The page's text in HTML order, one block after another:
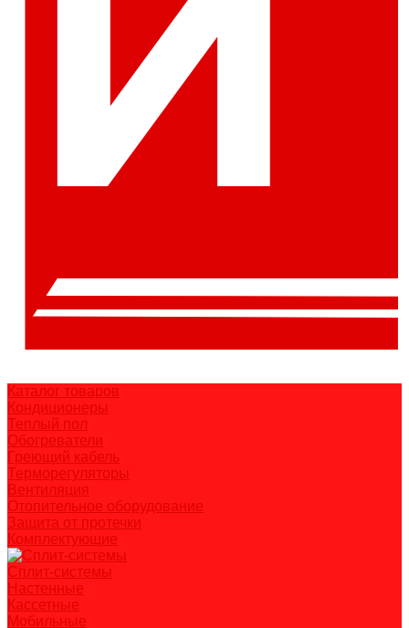
Каталог товаров
Кондиционеры
Теплый пол
Обогреватели
Греющий кабель
Терморегуляторы
Вентиляция
Отопительное оборудование
Защита от протечки
Комплектующие
Сплит-системы
Настенные
Кассетные
Мобильные